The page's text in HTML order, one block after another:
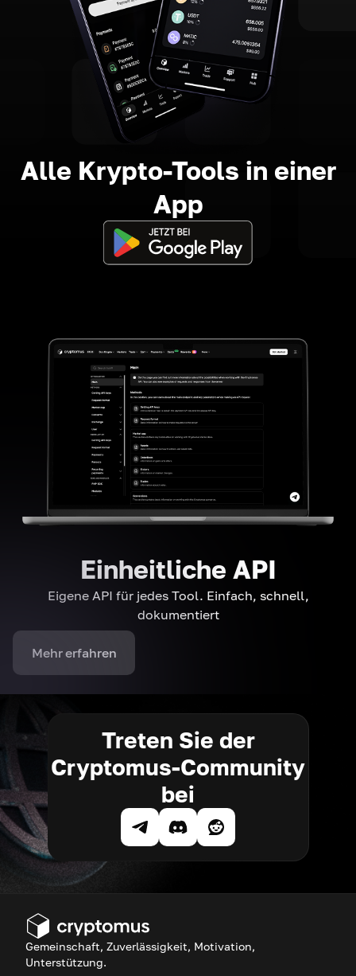
Alle Krypto-Tools in einer
App
Einheitliche API
Eigene API für jedes Tool. Einfach, schnell,
dokumentiert
Mehr erfahren
Treten Sie der
Cryptomus-Community
bei
Gemeinschaft, Zuverlässigkeit, Motivation,
Unterstützung.